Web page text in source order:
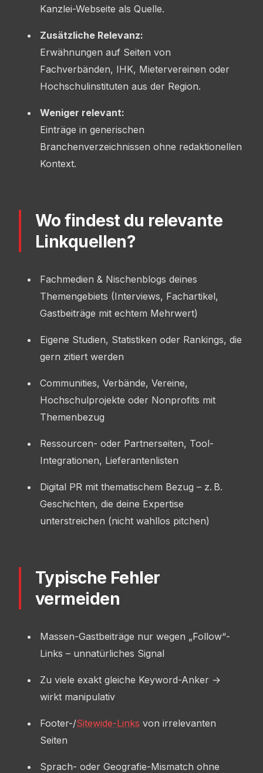
Kanzlei-Webseite als Quelle.
Zusätzliche Relevanz:
Erwähnungen auf Seiten von
Fachverbänden, IHK, Mietervereinen oder
Hochschulinstituten aus der Region.
Weniger relevant:
Einträge in generischen
Branchenverzeichnissen ohne redaktionellen
Kontext.
Wo findest du relevante
Linkquellen?
Fachmedien & Nischenblogs deines
Themengebiets (Interviews, Fachartikel,
Gastbeiträge mit echtem Mehrwert)
Eigene Studien, Statistiken oder Rankings, die
gern zitiert werden
Communities, Verbände, Vereine,
Hochschulprojekte oder Nonprofits mit
Themenbezug
Ressourcen- oder Partnerseiten, Tool-
Integrationen, Lieferantenlisten
Digital PR mit thematischem Bezug – z. B.
Geschichten, die deine Expertise
unterstreichen (nicht wahllos pitchen)
Typische Fehler
vermeiden
Massen-Gastbeiträge nur wegen „Follow“-
Links – unnatürliches Signal
Zu viele exakt gleiche Keyword-Anker →
wirkt manipulativ
Footer-/Sitewide-Links von irrelevanten
Seiten
Sprach- oder Geografie-Mismatch ohne